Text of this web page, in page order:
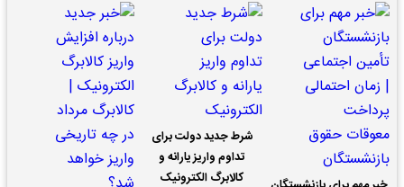
شرط جدید دولت برای
تداوم واریز یارانه و
کالابرگ الکترونیک